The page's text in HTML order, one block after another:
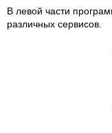
В левой части
различных сервисов.